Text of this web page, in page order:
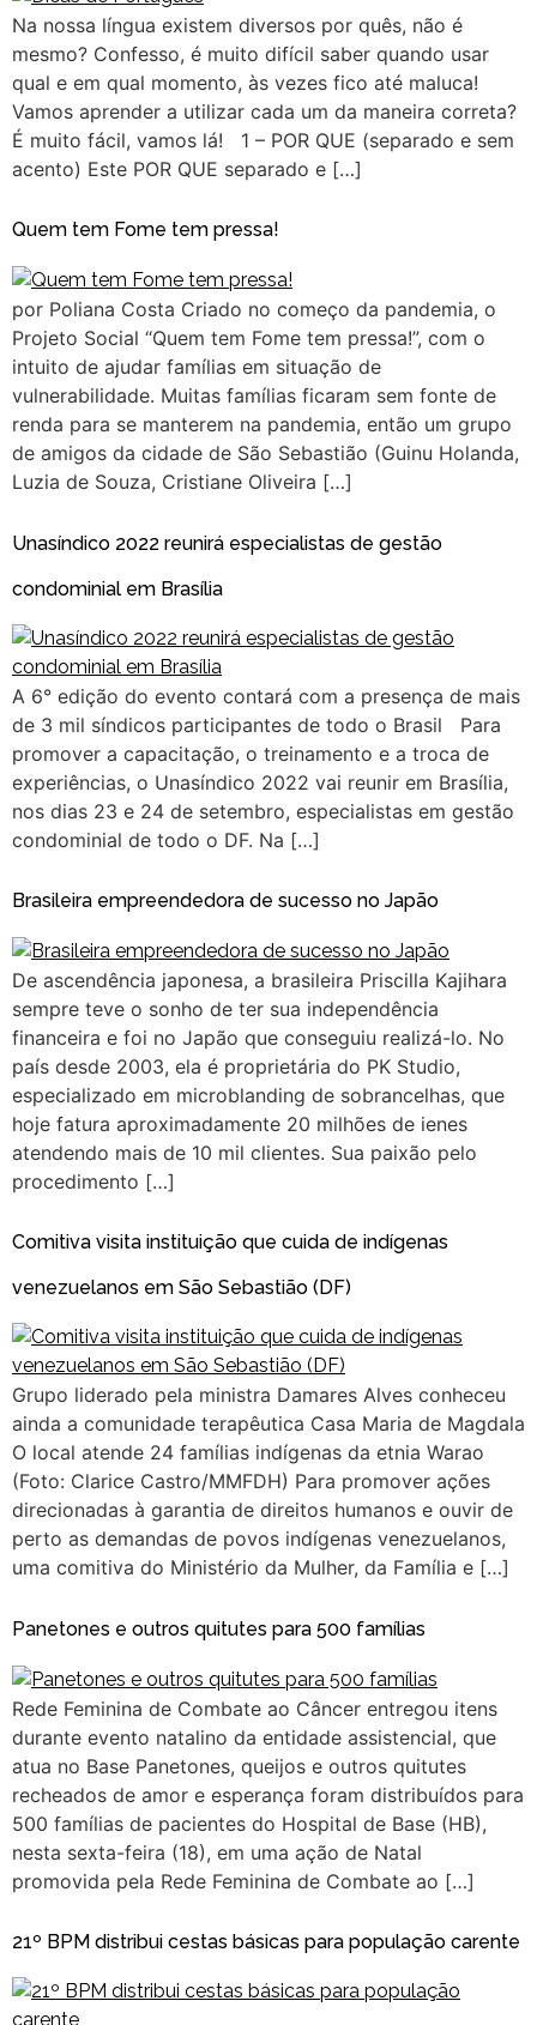
Na nossa língua existem diversos por quês, não é
mesmo? Confesso, é muito difícil saber quando usar
qual e em qual momento, às vezes fico até maluca!
Vamos aprender a utilizar cada um da maneira correta?
É muito fácil, vamos lá! 1 – POR QUE (separado e sem
acento) Este POR QUE separado e […]
Quem tem Fome tem pressa!
por Poliana Costa Criado no começo da pandemia, o
Projeto Social “Quem tem Fome tem pressa!”, com o
intuito de ajudar famílias em situação de
vulnerabilidade. Muitas famílias ficaram sem fonte de
renda para se manterem na pandemia, então um grupo
de amigos da cidade de São Sebastião (Guinu Holanda,
Luzia de Souza, Cristiane Oliveira […]
Unasíndico 2022 reunirá especialistas de gestão
condominial em Brasília
A 6° edição do evento contará com a presença de mais
de 3 mil síndicos participantes de todo o Brasil Para
promover a capacitação, o treinamento e a troca de
experiências, o Unasíndico 2022 vai reunir em Brasília,
nos dias 23 e 24 de setembro, especialistas em gestão
condominial de todo o DF. Na […]
Brasileira empreendedora de sucesso no Japão
De ascendência japonesa, a brasileira Priscilla Kajihara
sempre teve o sonho de ter sua independência
financeira e foi no Japão que conseguiu realizá-lo. No
país desde 2003, ela é proprietária do PK Studio,
especializado em microblanding de sobrancelhas, que
hoje fatura aproximadamente 20 milhões de ienes
atendendo mais de 10 mil clientes. Sua paixão pelo
procedimento […]
Comitiva visita instituição que cuida de indígenas
venezuelanos em São Sebastião (DF)
Grupo liderado pela ministra Damares Alves conheceu
ainda a comunidade terapêutica Casa Maria de Magdala
O local atende 24 famílias indígenas da etnia Warao
(Foto: Clarice Castro/MMFDH) Para promover ações
direcionadas à garantia de direitos humanos e ouvir de
perto as demandas de povos indígenas venezuelanos,
uma comitiva do Ministério da Mulher, da Família e […]
Panetones e outros quitutes para 500 famílias
Rede Feminina de Combate ao Câncer entregou itens
durante evento natalino da entidade assistencial, que
atua no Base Panetones, queijos e outros quitutes
recheados de amor e esperança foram distribuídos para
500 famílias de pacientes do Hospital de Base (HB),
nesta sexta-feira (18), em uma ação de Natal
promovida pela Rede Feminina de Combate ao […]
21º BPM distribui cestas básicas para população carente